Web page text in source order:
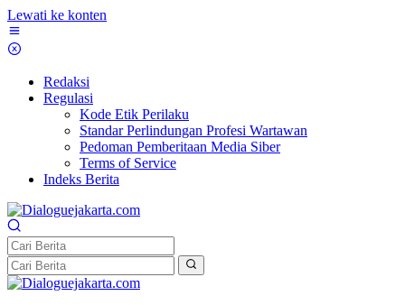
Lewati ke konten
Redaksi
Regulasi
Kode Etik Perilaku
Standar Perlindungan Profesi Wartawan
Pedoman Pemberitaan Media Siber
Terms of Service
Indeks Berita